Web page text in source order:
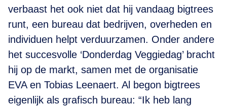
verbaast het ook niet dat hij vandaag bigtrees
runt, een bureau dat bedrijven, overheden en
individuen helpt verduurzamen. Onder andere
het succesvolle ‘Donderdag Veggiedag’ bracht
hij op de markt, samen met de organisatie
EVA en Tobias Leenaert. Al begon bigtrees
eigenlijk als grafisch bureau: “Ik heb lang